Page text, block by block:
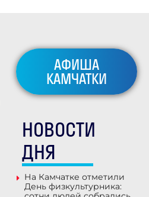
АФИША
КАМЧАТКИ
НОВОСТИ
ДНЯ
На Камчатке отметили
День физкультурника: